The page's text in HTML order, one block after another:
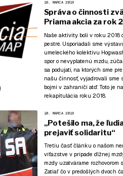
18. MARCA 2019
Správa o činnosti
Priama akcia za rok
Naše aktivity boli v roku 2018
pestré. Usporiadali sme
umeleckého kolektívu
spor o nevyplatenú mzdu,
sa podujatí, na ktorých sme
našu činnosť, vyjadrovali sme
bojmi v zahraničí atď. Toto je
rekapitulácia roku 2018.
10. MARCA 2019
„Potešilo ma, že
prejaviť solidaritu“
Tretiu časť článku o našom
víťazstve v prípade dlžnej
mzdy uzatvárame rozhovorom
Zatiaľ čo v predošlých dvoch